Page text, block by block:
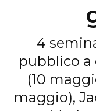
4
pubblico a
(10
maggio),